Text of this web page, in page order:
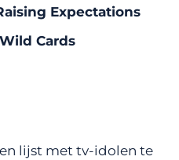
Expectations
Wild Cards
lijst met tv-idolen te